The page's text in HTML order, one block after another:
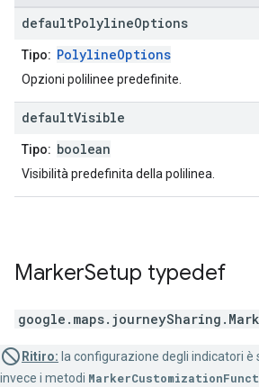
defaultPolylineOptions
Tipo: PolylineOptions
Opzioni polilinee predefinite.
defaultVisible
Tipo: boolean
Visibilità predefinita della polilinea.
MarkerSetup typedef
google.maps.journeySharing .
Ritiro: la configurazione degli indicatori
invece i metodi